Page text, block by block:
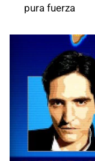
pura fuerza